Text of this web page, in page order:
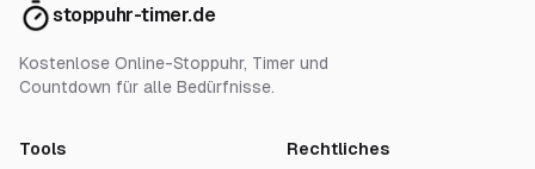
stoppuhr-timer.de
Kostenlose Online-Stoppuhr, Timer und
Countdown für alle Bedürfnisse.
Tools Rechtliches